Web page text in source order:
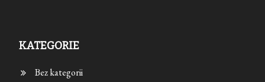
KATEGORIE
Bez kategorii